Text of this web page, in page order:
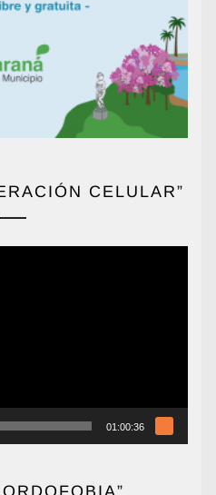
CELULAR”
01:00:36